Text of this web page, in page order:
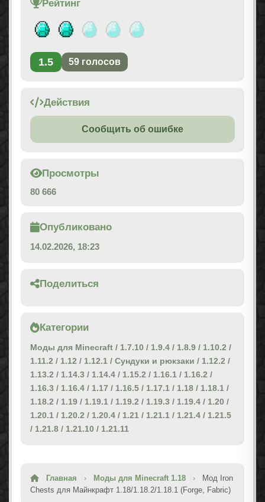
Рейтинг
1.5 59 голосов
Действия
Сообщить об ошибке
Просмотры
80 666
Опубликовано
14.02.2026, 18:23
Поделиться
Категории
Моды для Minecraft / 1.7.10 / 1.9.4 / 1.8.9 / 1.10.2 /
1.11.2 / 1.12 / 1.12.1 / Сундуки и рюкзаки / 1.12.2 /
1.13.2 / 1.14.3 / 1.14.4 / 1.15.2 / 1.16.1 / 1.16.2 /
1.16.3 / 1.16.4 / 1.17 / 1.16.5 / 1.17.1 / 1.18 / 1.18.1 /
1.18.2 / 1.19 / 1.19.1 / 1.19.2 / 1.19.3 / 1.19.4 / 1.20 /
1.20.1 / 1.20.2 / 1.20.4 / 1.21 / 1.21.1 / 1.21.4 / 1.21.5
/ 1.21.8 / 1.21.10 / 1.21.11
Главная › Моды для Minecraft 1.18 ›
Мод Iron
Chests для Майнкрафт 1.18/1.18.2/1.18.1 (Forge, Fabric)